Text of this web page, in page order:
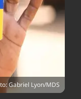
Gabriel Lyon/MDS